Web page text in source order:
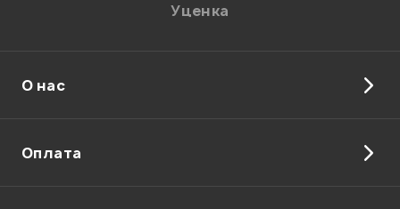
Отправить
Уценка
О нас
Оплата